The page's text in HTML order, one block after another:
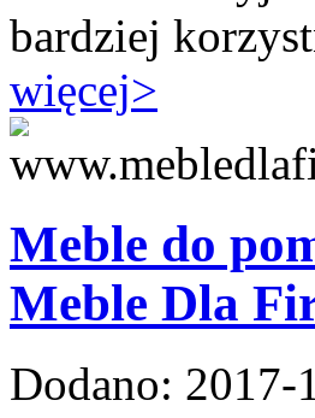
bardziej
więcej>
Meble do
Meble Dla
Dodano: 2017-